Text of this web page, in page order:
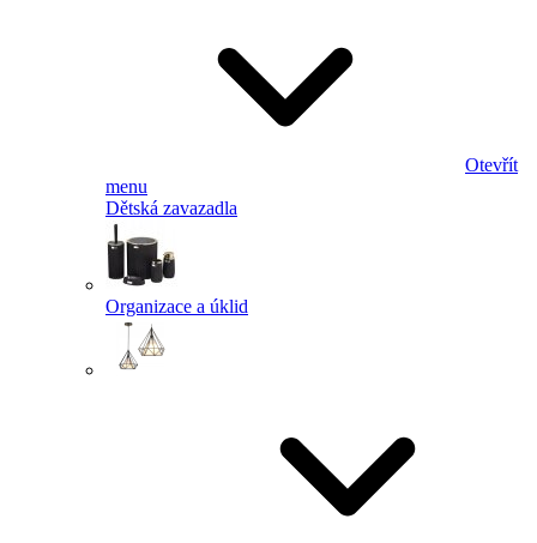
Otevřít
menu
Dětská zavazadla
Organizace a úklid